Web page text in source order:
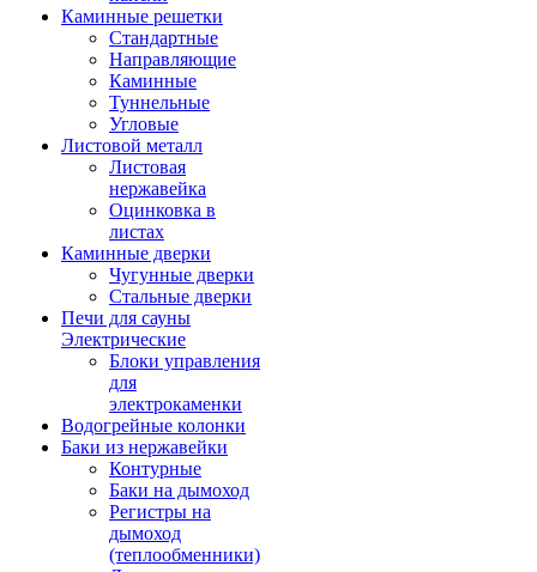
Каминные решетки
Стандартные
Направляющие
Каминные
Туннельные
Угловые
Листовой металл
Листовая
нержавейка
Оцинковка в
листах
Каминные дверки
Чугунные дверки
Стальные дверки
Печи для сауны
Электрические
Блоки управления
для
электрокаменки
Водогрейные колонки
Баки из нержавейки
Контурные
Баки на дымоход
Регистры на
дымоход
(теплообменники)